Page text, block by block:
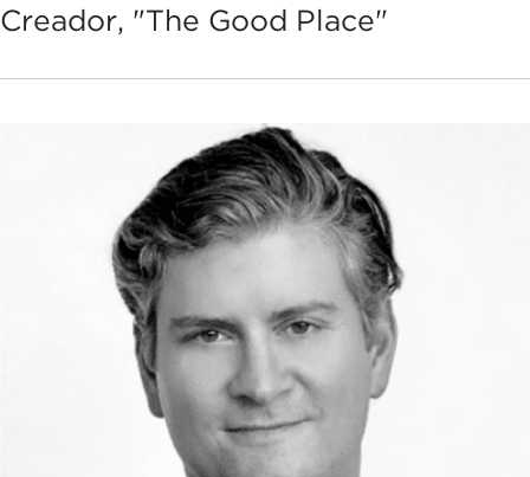
Creador, "The Good Place"